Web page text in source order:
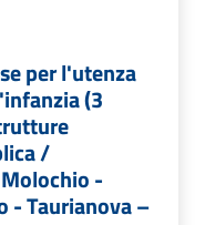
per l'utenza
(3
/
-
- Taurianova –